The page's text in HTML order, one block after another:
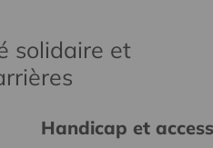
solidaire et
Handicap et